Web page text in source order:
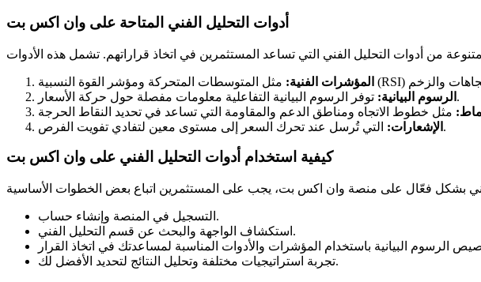
أدوات التحليل الفني المتاحة على وان اكس بت
المؤشرات الفنية:
الرسوم البيانية: توفر الرسوم البيانية التفاعلية معلومات مفصلة حول حركة الأسعار.
الإشعارات: التي تُرسل عند تحرك السعر إلى مستوى معين لتفادي تفويت الفرص.
كيفية استخدام أدوات التحليل الفني على وان اكس بت
التسجيل في المنصة وإنشاء حساب.
استكشاف الواجهة والبحث عن قسم التحليل الفني.
تجربة استراتيجيات مختلفة وتحليل النتائج لتحديد الأفضل لك.